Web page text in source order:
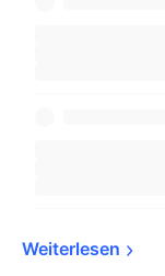
Weiterlesen